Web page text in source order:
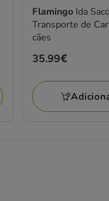
Flamingo Ida
Transporte de
cães
Preço
35.99€